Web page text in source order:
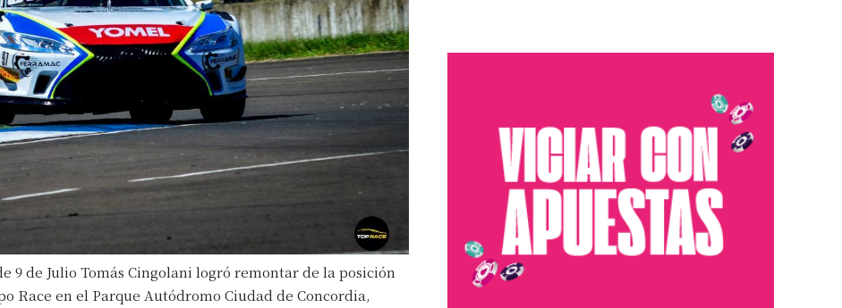
9 de Julio Tomás Cingolani logró remontar de la posición
Race en el Parque Autódromo Ciudad de Concordia,